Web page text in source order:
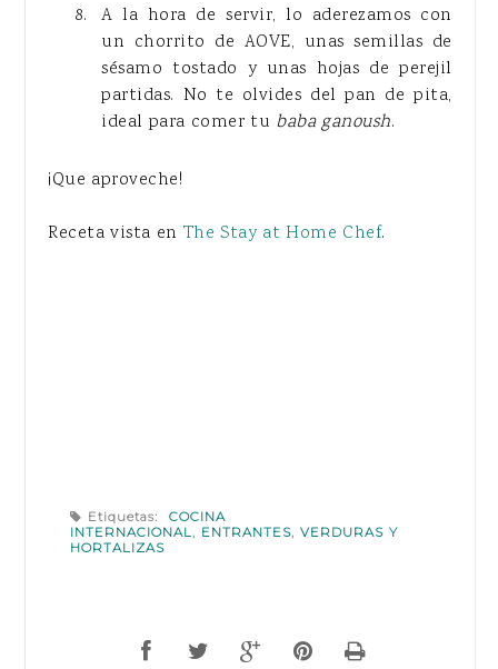
A la hora de servir, lo aderezamos con
un chorrito de AOVE, unas semillas de
sésamo tostado y unas hojas de perejil
partidas. No te olvides del pan de pita,
ideal para comer tu baba ganoush.
¡Que aproveche!
Receta vista en The Stay at Home Chef.
Etiquetas:
COCINA
INTERNACIONAL, ENTRANTES, VERDURAS Y
HORTALIZAS